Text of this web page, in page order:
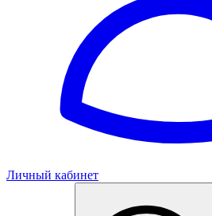
Личный кабинет